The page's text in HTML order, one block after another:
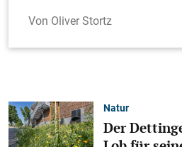
Oliver Stortz
Natur
Der